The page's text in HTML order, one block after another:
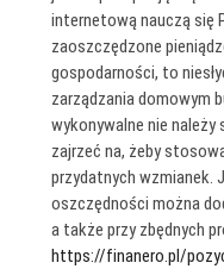
internetową nauczą
zaoszczędzone
gospodarności, to
zarządzania domowym
wykonywalne nie należy
zajrzeć na, żeby
przydatnych wzmianek.
oszczędności można
a także przy zbędnych
https://finanero.pl/